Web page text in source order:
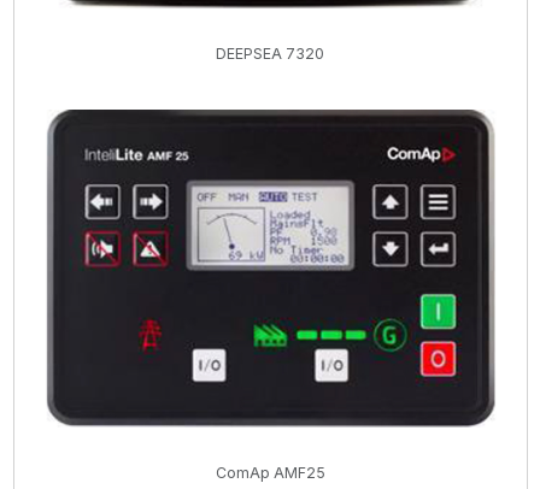
DEEPSEA 7320
ComAp AMF25